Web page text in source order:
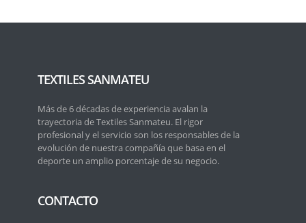
TEXTILES SANMATEU
Más de 6 décadas de experiencia avalan la
trayectoria de Textiles Sanmateu. El rigor
profesional y el servicio son los responsables de la
evolución de nuestra compañía que basa en el
deporte un amplio porcentaje de su negocio.
CONTACTO